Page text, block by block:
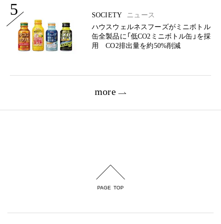
5 SOCIETY
ニュース
ハウスウェルネスフーズがミニボトル
缶全製品に「低CO2ミニボトル缶」を採
用 CO2排出量を約50%削減
more
PAGE TOP